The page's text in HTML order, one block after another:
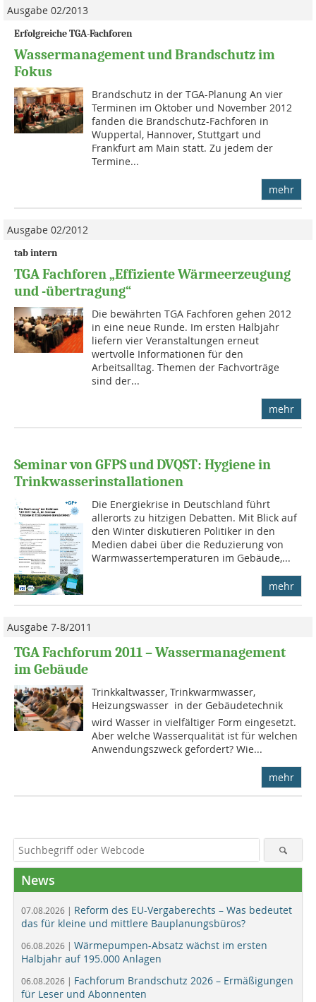
Ausgabe 02/2013
Erfolgreiche TGA-Fachforen
Wassermanagement und Brandschutz im
Fokus
Brandschutz in der TGA-Planung An vier
Terminen im Oktober und November 2012
fanden die Brandschutz-Fachforen in
Wuppertal, Hannover, Stuttgart und
Frankfurt am Main statt. Zu jedem der
Termine...
mehr
Ausgabe 02/2012
tab intern
TGA Fachforen „Effiziente Wärmeerzeugung
und -übertragung“
Die bewährten TGA Fachforen gehen 2012
in eine neue Runde. Im ersten Halbjahr
liefern vier Veranstaltungen erneut
wertvolle Informationen für den
Arbeitsalltag. Themen der Fachvorträge
sind der...
mehr
Seminar von GFPS und DVQST: Hygiene in
Trinkwasserinstallationen
Die Energiekrise in Deutschland führt
allerorts zu hitzigen Debatten. Mit Blick auf
den Winter diskutieren Politiker in den
Medien dabei über die Reduzierung von
Warmwassertemperaturen im Gebäude,...
mehr
Ausgabe 7-8/2011
TGA Fachforum 2011 – Wassermanagement
im Gebäude
Trinkkaltwasser, Trinkwarmwasser,
Heizungswasser  in der Gebäudetechnik
wird Wasser in vielfältiger Form eingesetzt.
Aber welche Wasserqualität ist für welchen
Anwendungszweck gefordert? Wie...
mehr
News
07.08.2026 | Reform des EU-Vergaberechts – Was bedeutet
das für kleine und mittlere Bauplanungsbüros?
06.08.2026 | Wärmepumpen-Absatz wächst im ersten
Halbjahr auf 195.000 Anlagen
06.08.2026 | Fachforum Brandschutz 2026 – Ermäßigungen
für Leser und Abonnenten